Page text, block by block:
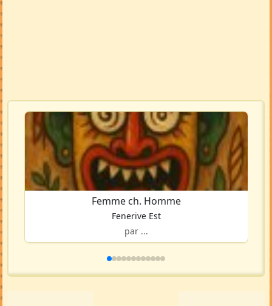
Femme ch. Homme
Fenerive Est
par ...